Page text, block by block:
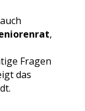
,
Fragen
das